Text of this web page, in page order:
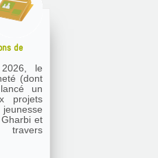
de
le
(dont
un
projets
et